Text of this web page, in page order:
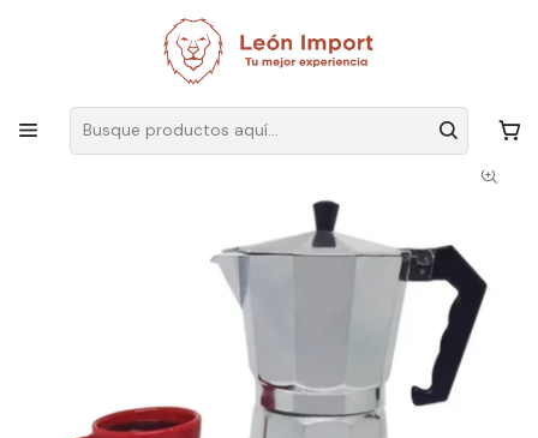
Envíos GRATIS
Ver Todos Los Productos
Cafetera Italiana Aluminio 6 Tazas Cocina Tetera